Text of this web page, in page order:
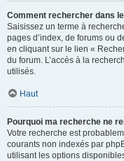
Comment rechercher dans
Saisissez un terme à
pages d’index, de forums ou
en cliquant sur le lien «
du forum. L’accès à la
utilisés.
Haut
Pourquoi ma recherche ne
Votre recherche est
courants non indexés par
utilisant les options